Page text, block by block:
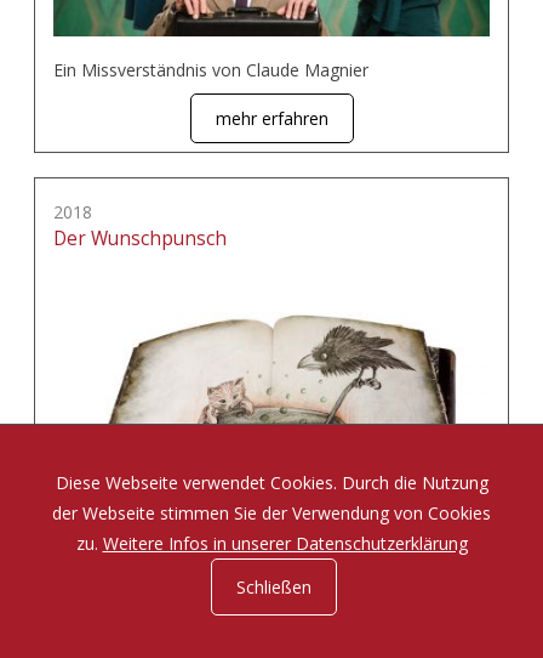
Ein Missverständnis von Claude Magnier
mehr erfahren
2018
Der Wunschpunsch
Eine Zauberposse von Michael Ende
Diese Webseite verwendet Cookies. Durch die Nutzung
der Webseite stimmen Sie der Verwendung von Cookies
zu. Weitere Infos in unserer Datenschutzerklärung
Schließen